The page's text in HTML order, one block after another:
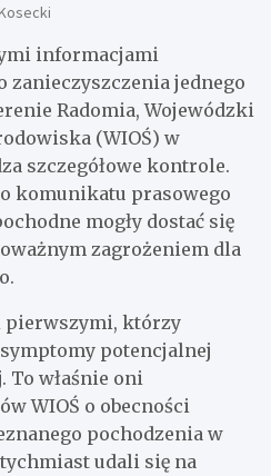
informacjami
zanieczyszczenia jednego
Radomia, Wojewódzki
(WIOŚ) w
szczegółowe kontrole.
komunikatu prasowego
mogły dostać się
zagrożeniem dla
pierwszymi, którzy
potencjalnej
właśnie oni
WIOŚ o obecności
pochodzenia w
udali się na